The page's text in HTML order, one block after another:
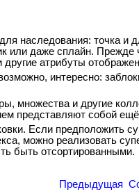
наследования: точка
или даже сплайн.
атрибуты
интересно:
множества и другие
представляют собой
Если предположить
можно реализовать
быть отсортированными.
Предыдущая